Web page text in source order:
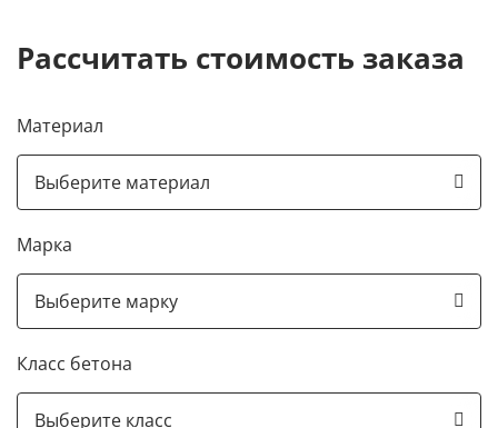
Рассчитать стоимость заказа
Материал
Марка
Класс бетона